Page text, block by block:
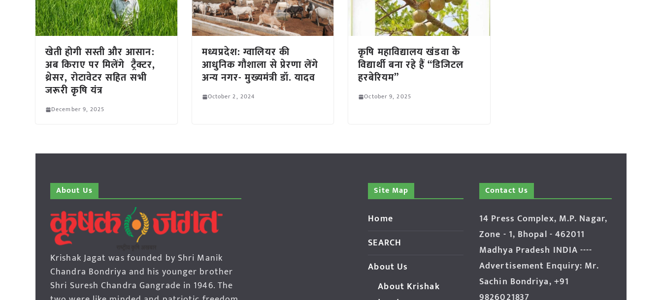
खेती होगी सस्ती और आसान:
अब किराए पर मिलेंगे ट्रैक्टर,
थ्रेसर, रोटावेटर सहित सभी
जरूरी कृषि यंत्र
December 9, 2025
मध्यप्रदेश: ग्वालियर की
आधुनिक गौशाला से प्रेरणा लेंगे
अन्य नगर- मुख्यमंत्री डॉ. यादव
October 2, 2024
कृषि महाविद्यालय खंडवा के
विद्यार्थी बना रहे हैं “डिजिटल
हरबेरियम”
October 9, 2025
About Us
Krishak Jagat was founded by Shri Manik
Chandra Bondriya and his younger brother
Shri Suresh Chandra Gangrade in 1946. The
Site Map
Home
SEARCH
About Us
About Krishak
Contact Us
14 Press Complex, M.P. Nagar,
Zone - 1, Bhopal - 462011
Madhya Pradesh INDIA ----
Advertisement Enquiry: Mr.
Sachin Bondriya, +91